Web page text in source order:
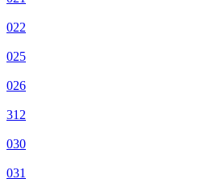
022
025
026
312
030
031